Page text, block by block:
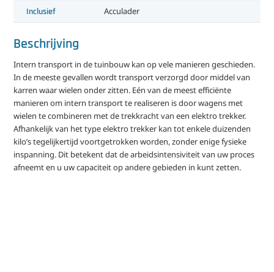
Inclusief Acculader
Beschrijving
Intern transport in de tuinbouw kan op vele manieren geschieden.
In de meeste gevallen wordt transport verzorgd door middel van
karren waar wielen onder zitten. Eén van de meest efficiënte
manieren om intern transport te realiseren is door wagens met
wielen te combineren met de trekkracht van een elektro trekker.
Afhankelijk van het type elektro trekker kan tot enkele duizenden
kilo’s tegelijkertijd voortgetrokken worden, zonder enige fysieke
inspanning. Dit betekent dat de arbeidsintensiviteit van uw proces
afneemt en u uw capaciteit op andere gebieden in kunt zetten.